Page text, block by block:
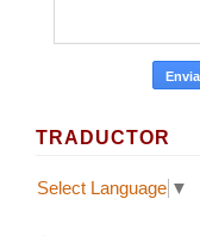
TRADUCTOR
Select Language ▼